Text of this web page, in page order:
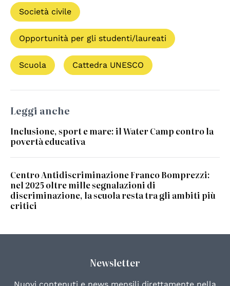
Società civile
Opportunità per gli studenti/laureati
Scuola Cattedra UNESCO
Leggi anche
Inclusione, sport e mare: il Water Camp contro la
povertà educativa
Centro Antidiscriminazione Franco Bomprezzi:
nel 2025 oltre mille segnalazioni di
discriminazione, la scuola resta tra gli ambiti più
critici
Newsletter
Nuovi contenuti e news mensili direttamente nella